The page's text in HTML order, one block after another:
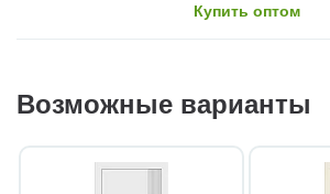
Купить оптом
Возможные варианты